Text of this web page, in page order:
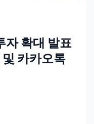
자 확대 발표
카카오톡